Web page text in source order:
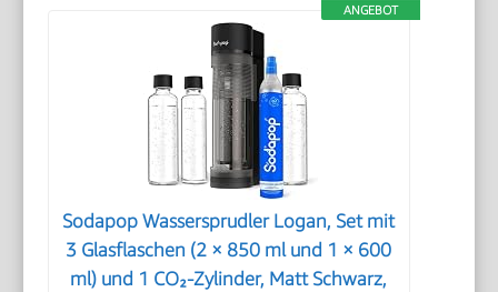
ANGEBOT
Sodapop Wassersprudler Logan, Set mit
3 Glasflaschen (2 × 850 ml und 1 × 600
ml) und 1 CO₂-Zylinder, Matt Schwarz,